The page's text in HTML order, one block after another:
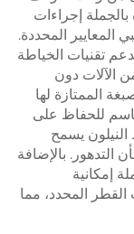
إجراءات
المحددة.
تقنيات الخياطة
الآلات دون
الممتازة لها
للحفاظ على
النيلون يسمح
التدهور. بالإضافة
إمكانية
المحدد، مما